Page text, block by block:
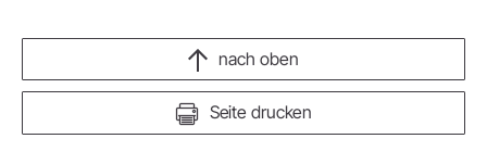
Seite drucken
nach oben